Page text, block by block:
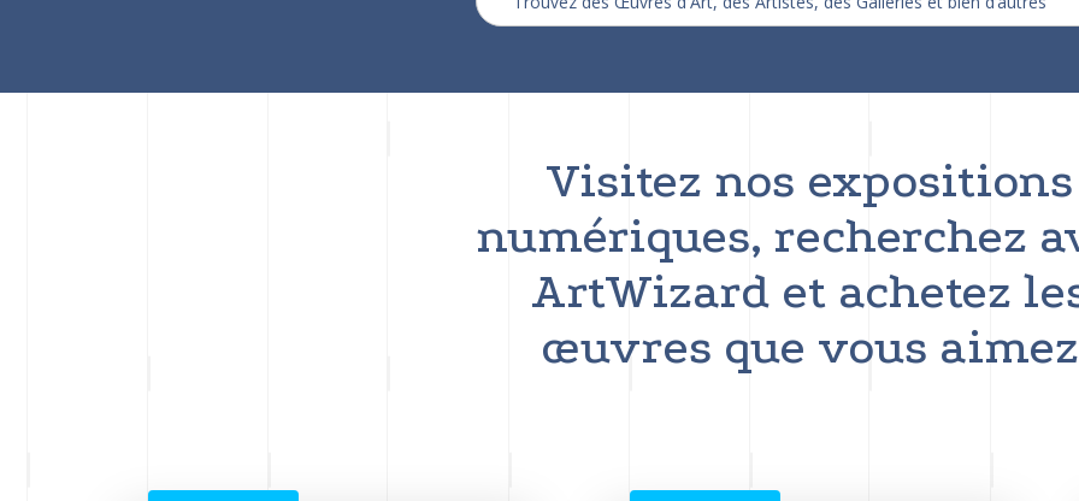
Visitez nos expositions
numériques, recherchez
ArtWizard et achetez
œuvres que vous aimez